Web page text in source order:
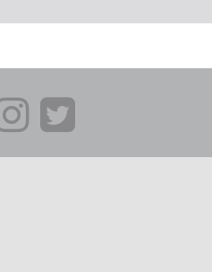
il saggio cerca di
il pensiero e di allargare il